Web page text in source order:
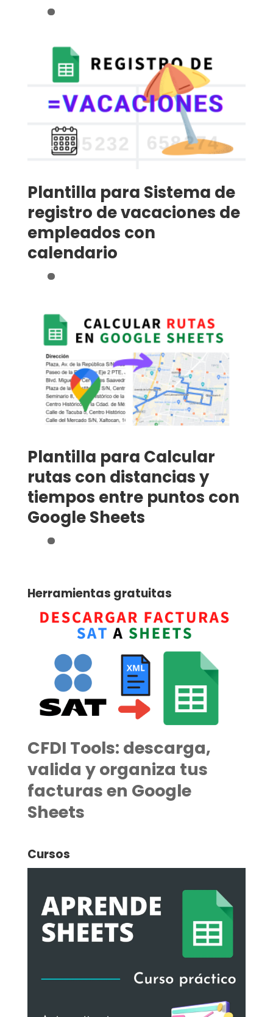
Plantilla para Sistema de
registro de vacaciones de
empleados con
calendario
Plantilla para Calcular
rutas con distancias y
tiempos entre puntos con
Google Sheets
Herramientas gratuitas
CFDI Tools: descarga,
valida y organiza tus
facturas en Google
Sheets
Cursos